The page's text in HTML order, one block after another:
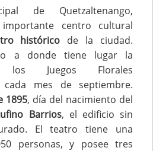
de Quetzaltenango,
centro cultural
histórico de la ciudad.
a donde tiene lugar la
los Juegos Florales
cada mes de septiembre.
1895, día del nacimiento del
Barrios, el edificio sin
El teatro tiene una
personas, y posee tres